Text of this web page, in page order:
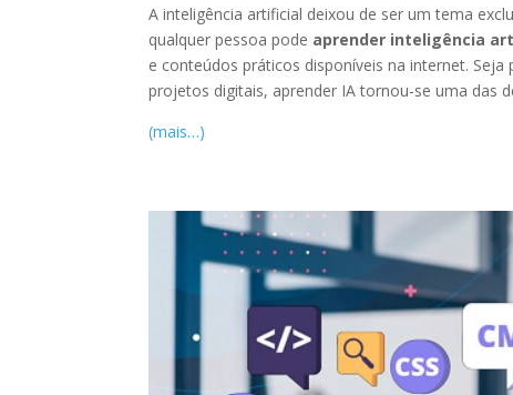
A inteligência artificial deixou de ser um tema
qualquer pessoa pode aprender inteligência
e conteúdos práticos disponíveis na internet.
projetos digitais, aprender IA tornou-se uma das
(mais…)